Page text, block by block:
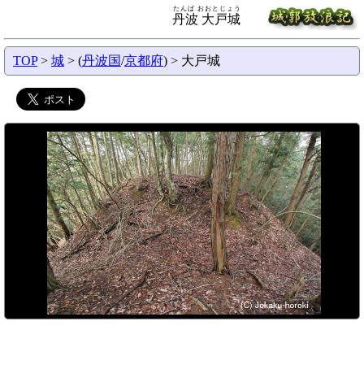
丹波 大戸城
たんば おおとじょう
TOP> 城 > (丹波国/京都府) > 大戸城